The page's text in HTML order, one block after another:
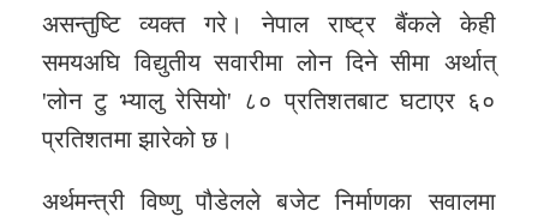
असन्तुष्टि व्यक्त गरे। नेपाल राष्ट्र बैंकले केही
समयअघि विद्युतीय सवारीमा लोन दिने सीमा अर्थात्
'लोन टु भ्यालु रेसियो' ८० प्रतिशतबाट घटाएर ६०
प्रतिशतमा झारेको छ।
अर्थमन्त्री विष्णु पौडेलले बजेट निर्माणका सवालमा